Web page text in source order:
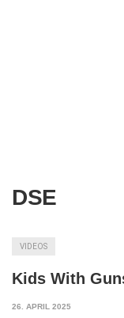
DSE
VIDEOS
Kids With
26. APRIL 2025